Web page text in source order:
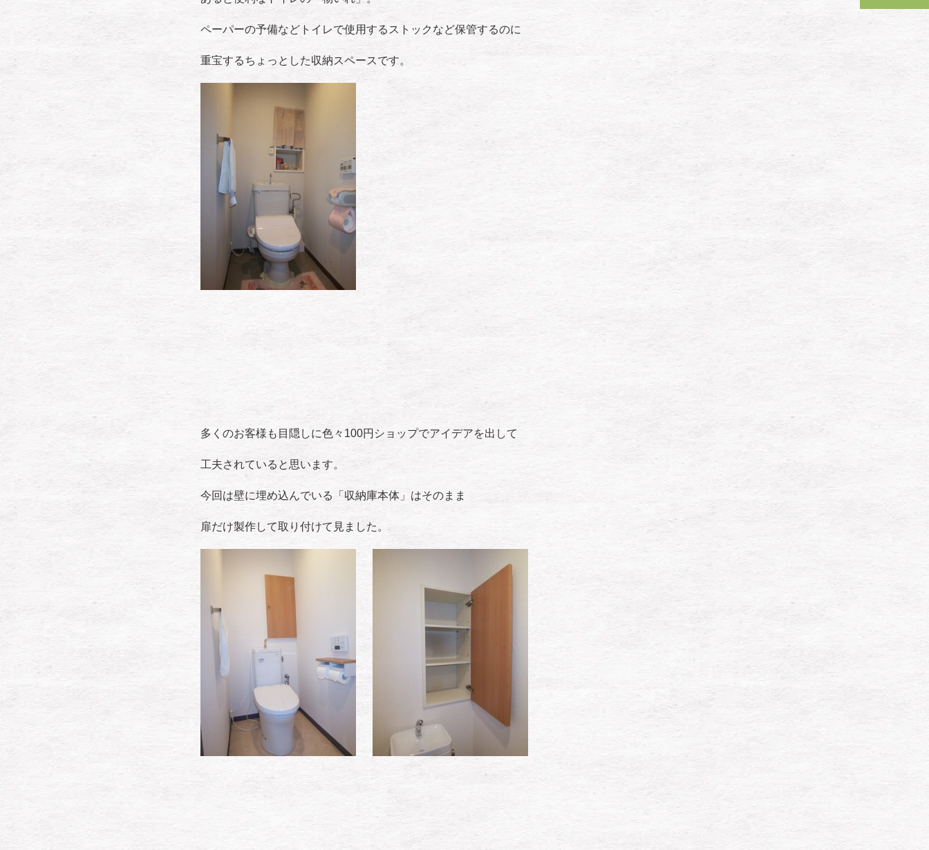
ペーパーの予備などトイレで使用するストックなど保管するのに
重宝するちょっとした収納スペースです。
多くのお客様も目隠しに色々100円ショップでアイデアを出して
工夫されていると思います。
今回は壁に埋め込んでいる「収納庫本体」はそのまま
扉だけ製作して取り付けて見ました。